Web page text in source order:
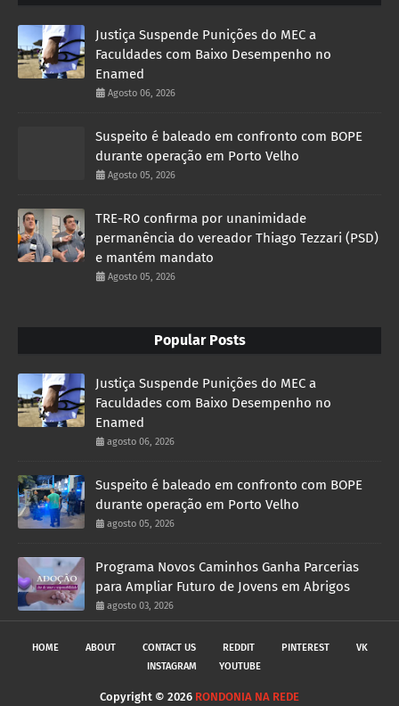
Justiça Suspende Punições do MEC a
Faculdades com Baixo Desempenho no
Enamed
Agosto 06, 2026
Suspeito é baleado em confronto com BOPE
durante operação em Porto Velho
Agosto 05, 2026
TRE-RO confirma por unanimidade
permanência do vereador Thiago Tezzari (PSD)
e mantém mandato
Agosto 05, 2026
Popular Posts
Justiça Suspende Punições do MEC a
Faculdades com Baixo Desempenho no
Enamed
agosto 06, 2026
Suspeito é baleado em confronto com BOPE
durante operação em Porto Velho
agosto 05, 2026
Programa Novos Caminhos Ganha Parcerias
para Ampliar Futuro de Jovens em Abrigos
agosto 03, 2026
HOME ABOUT CONTACT US REDDIT PINTEREST
VK
INSTAGRAM
YOUTUBE
Copyright © 2026 RONDONIA NA REDE